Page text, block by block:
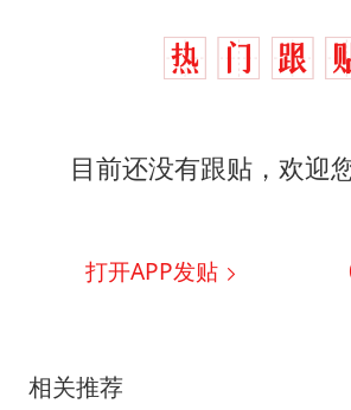
目前还没有跟贴，欢迎
打开APP发贴
相关推荐